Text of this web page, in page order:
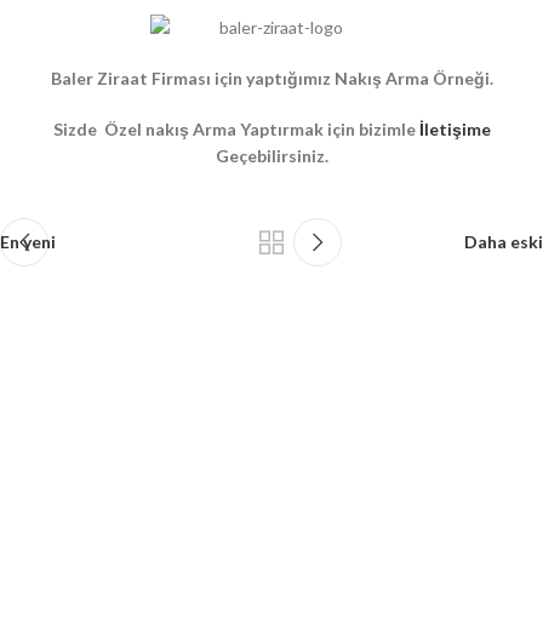
Baler Ziraat Firması için yaptığımız Nakış Arma Örneği.
Sizde Özel nakış Arma Yaptırmak için bizimle İletişime
Geçebilirsiniz.
En yeni Daha eski